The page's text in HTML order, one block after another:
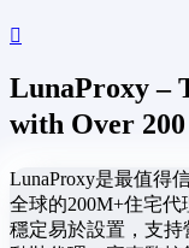
LunaProxy –
with Over
LunaProxy是最值得
全球的200M+住宅代
穩定易於設置，支